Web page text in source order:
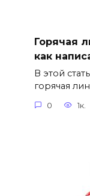
Горячая
как
В этой
горячая
0 1к.